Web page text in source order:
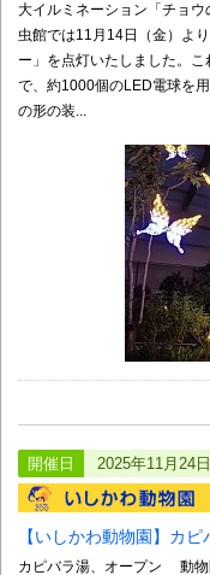
大イルミネーション「チョ
虫館では11月14日（金）よ
ー」を点灯いたしました。
で、約1000個のLED電球を
の形の装...
開催日 2025年11月24
【いしかわ動物園】カ
カピバラ湯、オープン 動物